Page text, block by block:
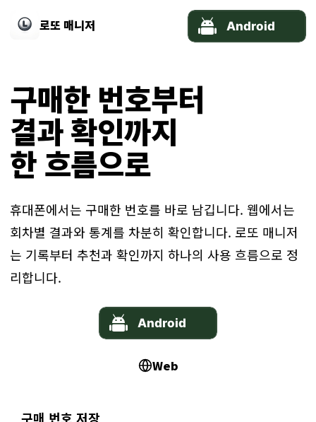
로또 매니저
구매한 번호부터
결과 확인까지
한 흐름으로
휴대폰에서는 구매한 번호를 바로 남깁니다. 웹에서는
회차별 결과와 통계를 차분히 확인합니다. 로또 매니저
는 기록부터 추천과 확인까지 하나의 사용 흐름으로 정
리합니다.
Web
구매 번호 저장